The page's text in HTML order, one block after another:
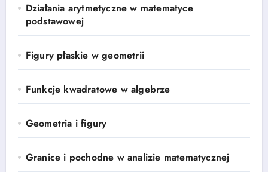
Działania arytmetyczne w matematyce
podstawowej
Figury płaskie w geometrii
Funkcje kwadratowe w algebrze
Geometria i figury
Granice i pochodne w analizie matematycznej